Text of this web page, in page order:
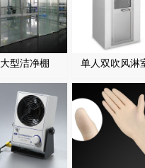
大型洁净棚 单人双吹风淋